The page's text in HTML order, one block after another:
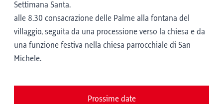
Settimana Santa.
alle 8.30 consacrazione delle Palme alla fontana del
villaggio, seguita da una processione verso la chiesa e da
una funzione festiva nella chiesa parrocchiale di San
Michele.
Prossime date